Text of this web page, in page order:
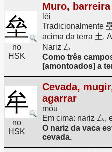
垒
no
HSK
Muro, barreira
lěi
Tradicionalmente
acima da terra 土.
Nariz 厶
Como três
[amontoados] a
牟
no
HSK
Cevada,
agarrar
móu
Em cima: nariz 厶,
O nariz da vaca
cevada.